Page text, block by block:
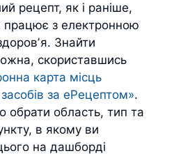
рецепт, як і раніше,
працює з електронною
Знайти
скориставшись
карта місць
засобів за еРецептом».
обрати область, тип та
в якому ви
на дашборді